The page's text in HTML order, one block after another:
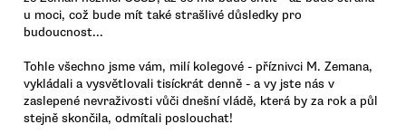
u moci, což bude mít také strašlivé důsledky pro
budoucnost...
Tohle všechno jsme vám, milí kolegové - příznivci M. Zemana,
vykládali a vysvětlovali tisíckrát denně - a vy jste nás v
zaslepené nevraživosti vůči dnešní vládě, která by za rok a půl
stejně skončila, odmítali poslouchat!